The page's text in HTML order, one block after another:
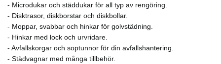
- Microdukar och städdukar för all typ av rengöring.
- Disktrasor, diskborstar och diskbollar.
- Moppar, svabbar och hinkar för golvstädning.
- Hinkar med lock och urvridare.
- Avfallskorgar och soptunnor för din avfallshantering.
- Städvagnar med många tillbehör.